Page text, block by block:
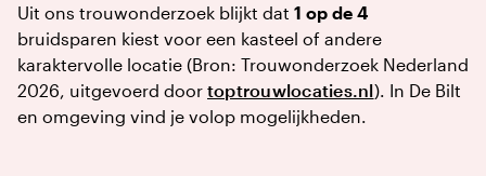
Uit ons trouwonderzoek blijkt dat 1 op de 4
bruidsparen kiest voor een kasteel of andere
karaktervolle locatie (Bron: Trouwonderzoek Nederland
2026, uitgevoerd door toptrouwlocaties.nl). In De Bilt
en omgeving vind je volop mogelijkheden.